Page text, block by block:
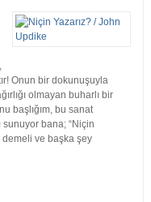
Onun bir dokunuşuyla
olmayan buharlı bir
başlığım, bu sanat
bana; “Niçin
demeli ve başka şey